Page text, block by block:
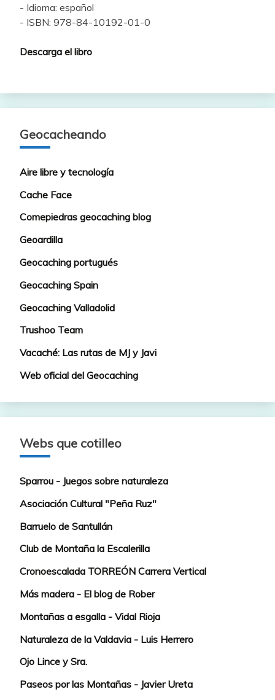
- Idioma: español
- ISBN: 978-84-10192-01-0
Descarga el libro
Geocacheando
Aire libre y tecnología
Cache Face
Comepiedras geocaching blog
Geoardilla
Geocaching portugués
Geocaching Spain
Geocaching Valladolid
Trushoo Team
Vacaché: Las rutas de MJ y Javi
Web oficial del Geocaching
Webs que cotilleo
Sparrou - Juegos sobre naturaleza
Asociación Cultural "Peña Ruz"
Barruelo de Santullán
Club de Montaña la Escalerilla
Cronoescalada TORREÓN Carrera Vertical
Más madera - El blog de Rober
Montañas a esgalla - Vidal Rioja
Naturaleza de la Valdavia - Luis Herrero
Ojo Lince y Sra.
Paseos por las Montañas - Javier Ureta